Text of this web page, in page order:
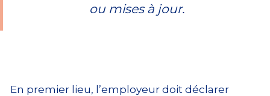
ou mises à jour.
En premier lieu, l’employeur doit déclarer